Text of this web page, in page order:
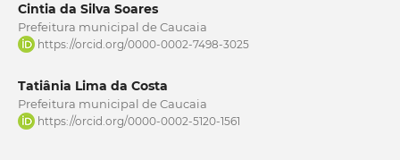
Cintia da Silva Soares
Prefeitura municipal de Caucaia
https://orcid.org/0000-0002-7498-3025
Tatiânia Lima da Costa
Prefeitura municipal de Caucaia
https://orcid.org/0000-0002-5120-1561